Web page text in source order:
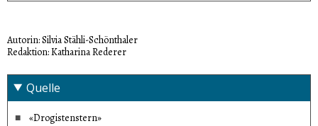
Autorin: Silvia Stähli-Schönthaler
Redaktion: Katharina Rederer
Quelle
«Drogistenstern»